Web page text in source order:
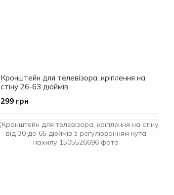
Кронштейн для телевізора, кріплення на
стіну 26-63 дюймів
299 грн